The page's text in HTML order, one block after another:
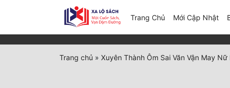
Trang Chủ Mới Cập Nhật
Trang chủ » Xuyên Thành Ôm Sai Văn Vận May Nữ